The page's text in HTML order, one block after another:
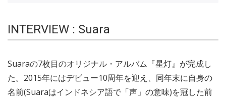
INTERVIEW : Suara
Suaraの7枚目のオリジナル・アルバム『星灯』が完成し
た。2015年にはデビュー10周年を迎え、同年末に自身の
名前(Suaraはインドネシア語で「声」の意味)を冠した前